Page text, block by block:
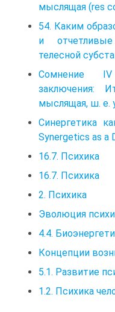
мыслящая (res
54. Каким
и
телесной
Сомнение
заключения:
мыслящая, ш. е.
Синергетика
Synergetics as a
16.7. Психика
16.7. Психика
2. Психика
Эволюция
4.4.
Концепции
5.1. Развитие
1.2. Психика